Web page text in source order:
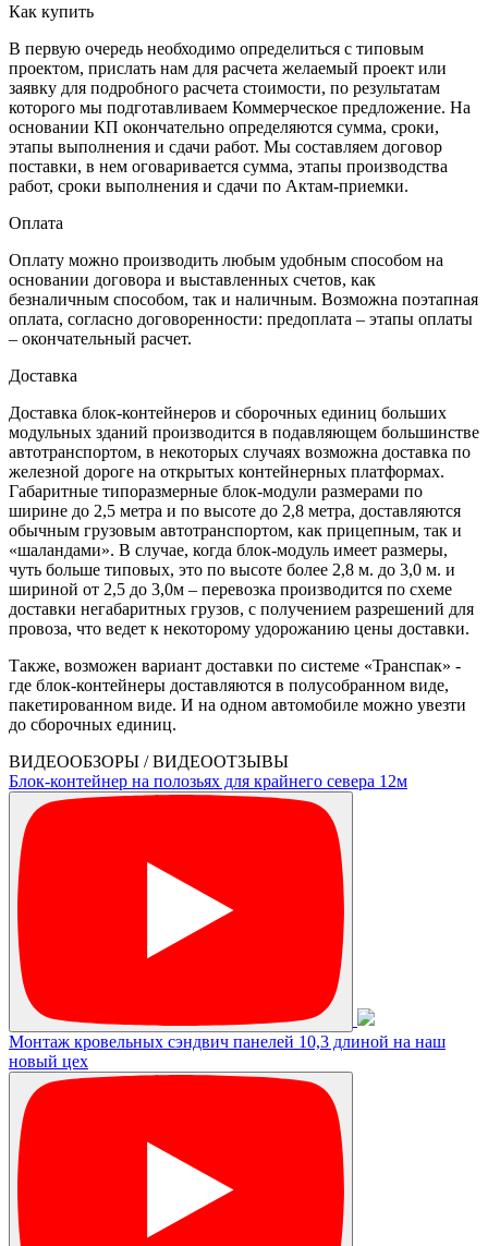
Как купить
В первую очередь необходимо определиться с типовым
проектом, прислать нам для расчета желаемый проект или
заявку для подробного расчета стоимости, по результатам
которого мы подготавливаем Коммерческое предложение. На
основании КП окончательно определяются сумма, сроки,
этапы выполнения и сдачи работ. Мы составляем договор
поставки, в нем оговаривается сумма, этапы производства
работ, сроки выполнения и сдачи по Актам-приемки.
Оплата
Оплату можно производить любым удобным способом на
основании договора и выставленных счетов, как
безналичным способом, так и наличным. Возможна поэтапная
оплата, согласно договоренности: предоплата – этапы оплаты
– окончательный расчет.
Доставка
Доставка блок-контейнеров и сборочных единиц больших
модульных зданий производится в подавляющем большинстве
автотранспортом, в некоторых случаях возможна доставка по
железной дороге на открытых контейнерных платформах.
Габаритные типоразмерные блок-модули размерами по
ширине до 2,5 метра и по высоте до 2,8 метра, доставляются
обычным грузовым автотранспортом, как прицепным, так и
«шаландами». В случае, когда блок-модуль имеет размеры,
чуть больше типовых, это по высоте более 2,8 м. до 3,0 м. и
шириной от 2,5 до 3,0м – перевозка производится по схеме
доставки негабаритных грузов, с получением разрешений для
провоза, что ведет к некоторому удорожанию цены доставки.
Также, возможен вариант доставки по системе «Транспак» -
где блок-контейнеры доставляются в полусобранном виде,
пакетированном виде. И на одном автомобиле можно увезти
до сборочных единиц.
ВИДЕООБЗОРЫ / ВИДЕООТЗЫВЫ
Блок-контейнер на полозьях для крайнего севера 12м
Монтаж кровельных сэндвич панелей 10,3 длиной на наш
новый цех